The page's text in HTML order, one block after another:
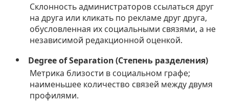
Склонность администраторов ссылаться друг
на друга или кликать по рекламе друг друга,
обусловленная их социальными связями, а не
независимой редакционной оценкой.
Degree of Separation (Степень разделения)
Метрика близости в социальном графе;
наименьшее количество связей между двумя
профилями.